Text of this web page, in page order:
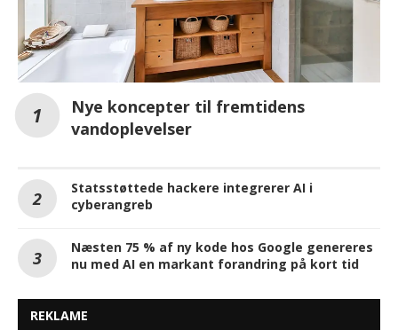
Nye koncepter til fremtidens
vandoplevelser
Statsstøttede hackere integrerer AI i
cyberangreb
Næsten 75 % af ny kode hos Google genereres
nu med AI en markant forandring på kort tid
REKLAME